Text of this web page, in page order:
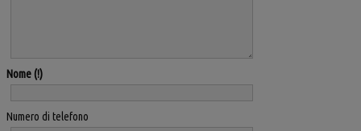
Nome
Numero di telefono